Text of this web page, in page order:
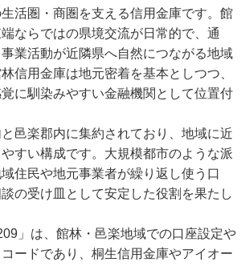
活圏・商圏を支える信用金庫です。館
ならではの県境交流が日常的で、通
業活動が近隣県へ自然につながる地域
信用金庫は地元密着を基本としつつ、
に馴染みやすい金融機関として位置付
邑楽郡内に集約されており、地域に近
すい構成です。大規模都市のような派
住民や地元事業者が繰り返し使う口
の受け皿として安定した役割を果たし
」は、館林・邑楽地域での口座設定や
ードであり、桐生信用金庫やアイオー